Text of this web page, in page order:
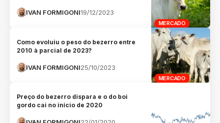
MERCADO
IVAN FORMIGONI19/12/2023
MERCADO
Como evoluiu o peso do bezerro entre
2010 à parcial de 2023?
IVAN FORMIGONI25/10/2023
Preço do bezerro dispara e o do boi
gordo cai no início de 2020